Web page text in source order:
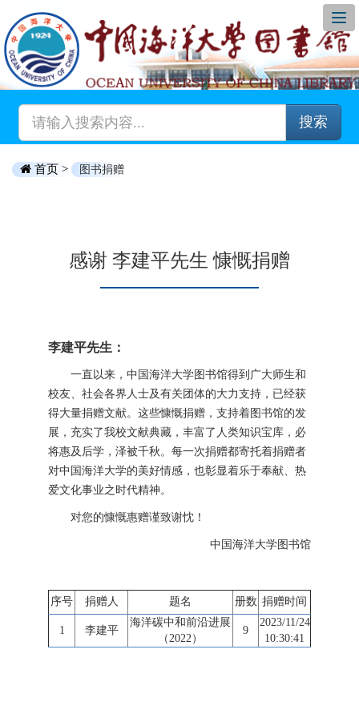
搜索
首页 > 图书捐赠
感谢 李建平先生 慷慨捐赠
李建平先生：
一直以来，中国海洋大学图书馆得到广大师生和
校友、社会各界人士及有关团体的大力支持，已经获
得大量捐赠文献。这些慷慨捐赠，支持着图书馆的发
展，充实了我校文献典藏，丰富了人类知识宝库，必
将惠及后学，泽被千秋。每一次捐赠都寄托着捐赠者
对中国海洋大学的美好情感，也彰显着乐于奉献、热
爱文化事业之时代精神。
对您的慷慨惠赠谨致谢忱！
中国海洋大学图书馆
序号 捐赠人 题名 册数 捐赠时间
1 李建平
海洋碳中和前沿进展
（2022）
9
2023/11/24
10:30:41